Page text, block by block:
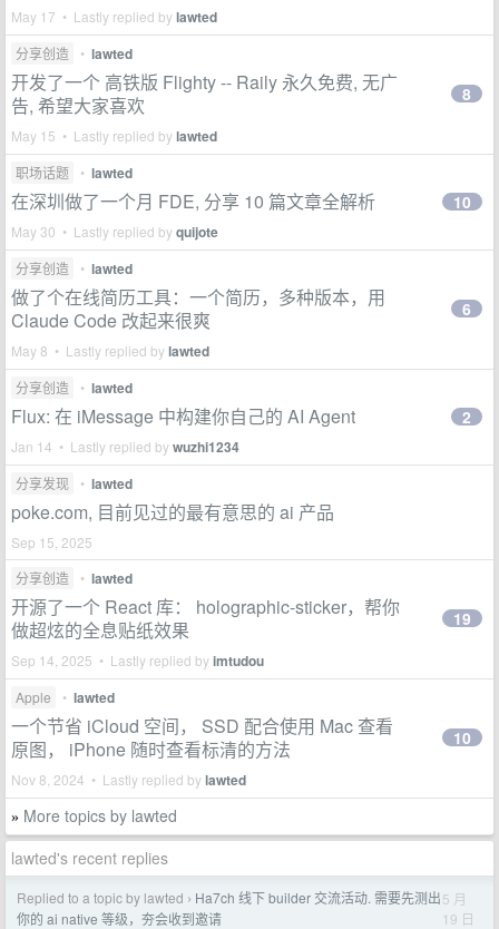
May 17 • Lastly replied bylawted
分享创造 • lawted
开发了一个 高铁版 Flighty -- Raily 永久免费, 无广
告, 希望大家喜欢
May 15 • Lastly replied bylawted
8
职场话题 • lawted
在深圳做了一个月 FDE, 分享 10 篇文章全解析
May 30 • Lastly replied byquijote
10
分享创造 • lawted
做了个在线简历工具：一个简历，多种版本，用
Claude Code 改起来很爽
May 8 • Lastly replied bylawted
6
分享创造 • lawted
Flux: 在 iMessage 中构建你自己的 AI Agent
Jan 14 • Lastly replied bywuzhi1234
2
分享发现 • lawted
poke.com, 目前见过的最有意思的 ai 产品
Sep 15, 2025
分享创造
• lawted
开源了一个 React 库： holographic-sticker，帮你
做超炫的全息贴纸效果
Sep 14, 2025 • Lastly replied byimtudou
19
Apple • lawted
一个节省 iCloud 空间， SSD 配合使用 Mac 查看
原图， iPhone 随时查看标清的方法
Nov 8, 2024 • Lastly replied bylawted
10
» More topics by lawted
lawted's recent replies
Replied to a topic by lawted › Ha7ch 线下 builder 交流活动. 需要先测出
你的 ai native 等级，夯会收到邀请
5 月
19 日